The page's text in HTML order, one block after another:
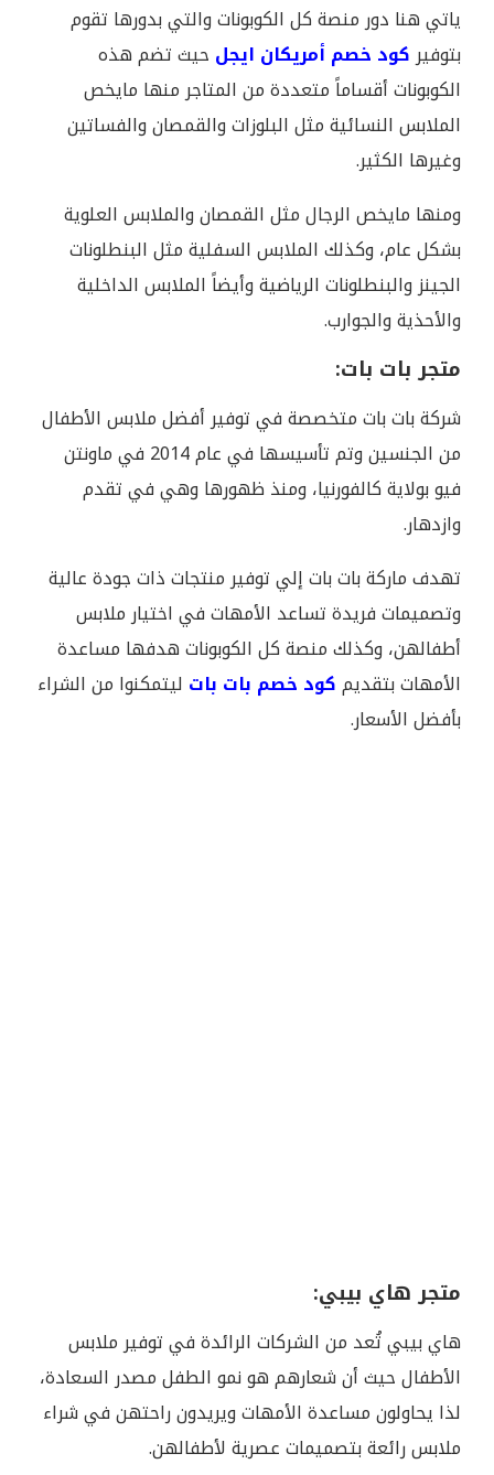
ياتي هنا دور منصة كل الكوبونات والتي بدورها تقوم
بتوفيركود خصم أمريكان ايجل حيث تضم هذه
الكوبونات أقساماً متعددة من المتاجر منها مايخص
الملابس النسائية مثل البلوزات والقمصان والفساتين
وغيرها الكثير.
ومنها مايخص الرجال مثل القمصان والملابس العلوية
بشكل عام، وكذلك الملابس السفلية مثل البنطلونات
الجينز والبنطلونات الرياضية وأيضاً الملابس الداخلية
والأحذية والجوارب.
متجر بات بات:
شركة بات بات متخصصة في توفير أفضل ملابس الأطفال
من الجنسين وتم تأسيسها في عام 2014 في ماونتن
فيو بولاية كالفورنيا، ومنذ ظهورها وهي في تقدم
وازدهار.
تهدف ماركة بات بات إلي توفير منتجات ذات جودة عالية
وتصميمات فريدة تساعد الأمهات في اختيار ملابس
أطفالهن، وكذلك منصة كل الكوبونات هدفها مساعدة
الأمهات بتقديمكود خصم بات بات ليتمكنوا من الشراء
بأفضل الأسعار.
متجر هاي بيبي:
هاي بيبي تُعد من الشركات الرائدة في توفير ملابس
الأطفال حيث أن شعارهم هو نمو الطفل مصدر السعادة،
لذا يحاولون مساعدة الأمهات ويريدون راحتهن في شراء
ملابس رائعة بتصميمات عصرية لأطفالهن.